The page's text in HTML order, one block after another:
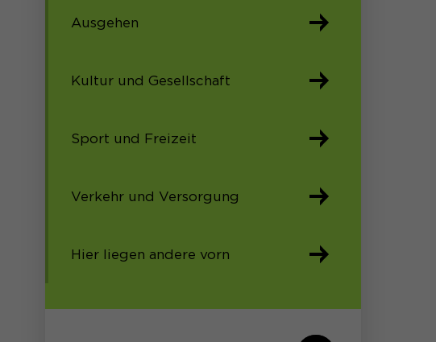
Ausgehen
Kultur und Gesellschaft
Sport und Freizeit
Verkehr und Versorgung
Hier liegen andere vorn